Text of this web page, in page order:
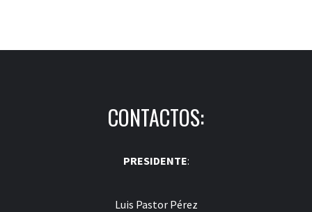
CONTACTOS:
PRESIDENTE:
Luis Pastor Pérez